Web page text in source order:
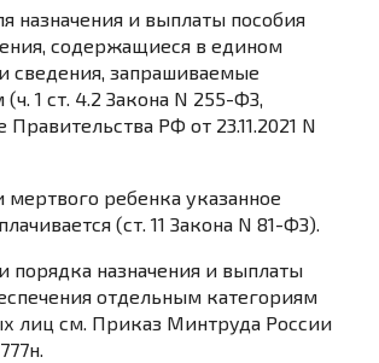
назначения и выплаты пособия
содержащиеся в едином
сведения, запрашиваемые
(ч. 1 ст. 4.2 Закона N 255-ФЗ,
Правительства РФ от 23.11.2021 N
ребенка указанное
(ст. 11 Закона N 81-ФЗ).
порядка назначения и выплаты
отдельным категориям
лиц см. Приказ Минтруда России